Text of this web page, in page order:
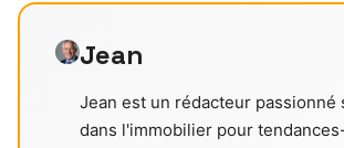
Jean
Jean est un rédacteur passionné
dans l'immobilier pour